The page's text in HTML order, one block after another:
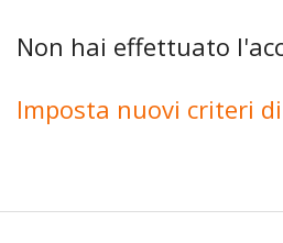
Non hai effettuato
Imposta nuovi criteri